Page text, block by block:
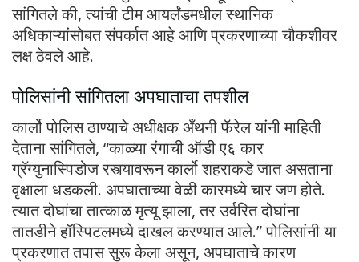
सांगितले की, त्यांची टीम आयर्लंडमधील स्थानिक
अधिकाऱ्यांसोबत संपर्कात आहे आणि प्रकरणाच्या चौकशीवर
लक्ष ठेवले आहे.
पोलिसांनी सांगितला अपघाताचा तपशील
कार्लो पोलिस ठाण्याचे अधीक्षक अँथनी फॅरेल यांनी माहिती
देताना सांगितले, “काळ्या रंगाची ऑडी ए६ कार
ग्रॅग्युनास्पिडोज रस्त्यावरून कार्लो शहराकडे जात असताना
वृक्षाला धडकली. अपघाताच्या वेळी कारमध्ये चार जण होते.
त्यात दोघांचा तात्काळ मृत्यू झाला, तर उर्वरित दोघांना
तातडीने हॉस्पिटलमध्ये दाखल करण्यात आले.” पोलिसांनी या
प्रकरणात तपास सुरू केला असून, अपघाताचे कारण